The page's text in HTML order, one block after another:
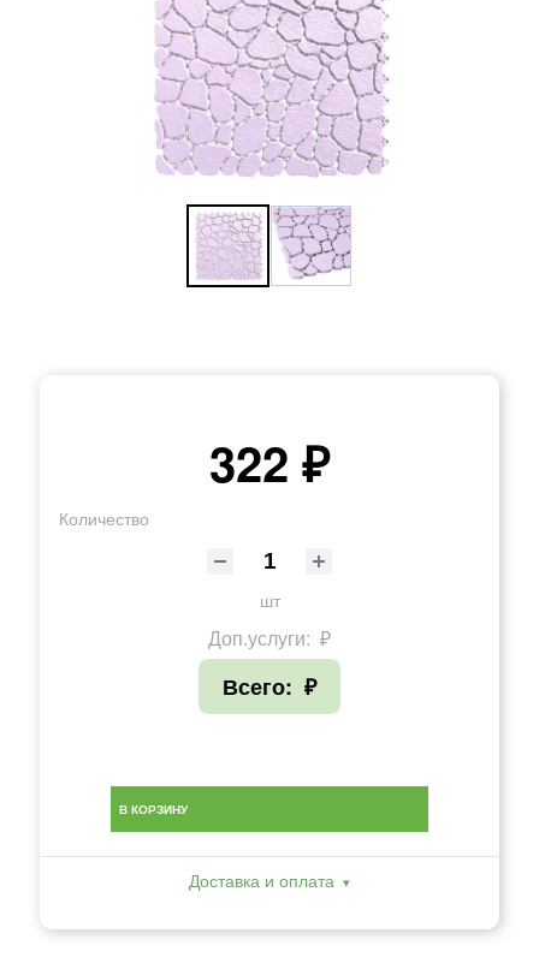
322 ₽
Количество
шт
Доп.услуги: ₽
Всего: ₽
В КОРЗИНУ
Доставка и оплата